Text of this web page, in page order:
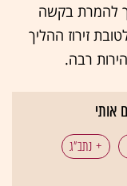
להמרת בקשה
זירוז ההליך
רבה.
אותי
נתב"ג